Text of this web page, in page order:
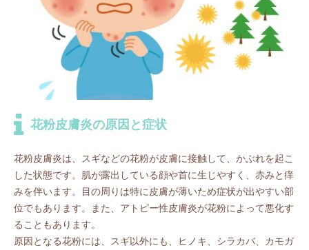
花粉皮膚炎の原因と症状
花粉皮膚炎は、スギなどの花粉が皮膚に接触して、かぶれを起こ
した状態です。肌が露出している顔や首に生じやすく、赤みと痒
みを伴います。目の周りは特に皮膚が薄いため症状が出やすい部
位でもあります。また、アトピー性皮膚炎が花粉によって悪化す
ることもあります。
原因となる花粉には、スギ以外にも、ヒノキ、シラカバ、カモガ